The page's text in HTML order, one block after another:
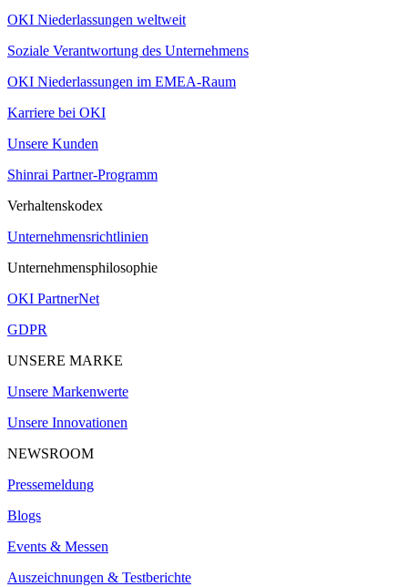
OKI Niederlassungen weltweit
Soziale Verantwortung des Unternehmens
OKI Niederlassungen im EMEA-Raum
Karriere bei OKI
Unsere Kunden
Shinrai Partner-Programm
Verhaltenskodex
Unternehmensrichtlinien
Unternehmensphilosophie
OKI PartnerNet
GDPR
UNSERE MARKE
Unsere Markenwerte
Unsere Innovationen
NEWSROOM
Pressemeldung
Blogs
Events & Messen
Auszeichnungen & Testberichte